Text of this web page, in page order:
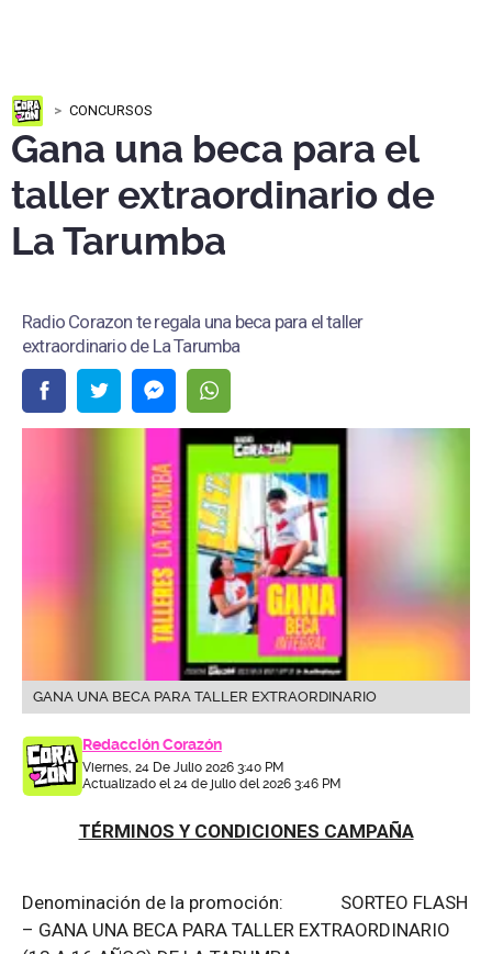
CONCURSOS
Gana una beca para el
taller extraordinario de
La Tarumba
Radio Corazon te regala una beca para el taller
extraordinario de La Tarumba
GANA UNA BECA PARA TALLER EXTRAORDINARIO
Redacción Corazón
Viernes, 24 De Julio 2026 3:40 PM
Actualizado el 24 de julio del 2026 3:46 PM
TÉRMINOS Y CONDICIONES CAMPAÑA
Denominación de la promoción: SORTEO FLASH
– GANA UNA BECA PARA TALLER EXTRAORDINARIO